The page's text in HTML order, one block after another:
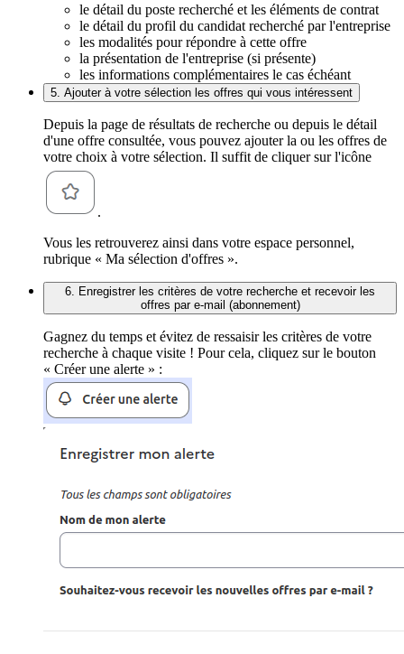
le détail du poste recherché et les éléments de contrat
le détail du profil du candidat recherché par l'entreprise
les modalités pour répondre à cette offre
la présentation de l'entreprise (si présente)
les informations complémentaires le cas échéant
5. Ajouter à votre sélection les offres qui vous intéressent
Depuis la page de résultats de recherche ou depuis le détail
d'une offre consultée, vous pouvez ajouter la ou les offres de
votre choix à votre sélection. Il suffit de cliquer sur l'icône
.
Vous les retrouverez ainsi dans votre espace personnel,
rubrique « Ma sélection d'offres ».
6. Enregistrer les critères de votre recherche et recevoir les
offres par e-mail (abonnement)
Gagnez du temps et évitez de ressaisir les critères de votre
recherche à chaque visite ! Pour cela, cliquez sur le bouton
« Créer une alerte » :